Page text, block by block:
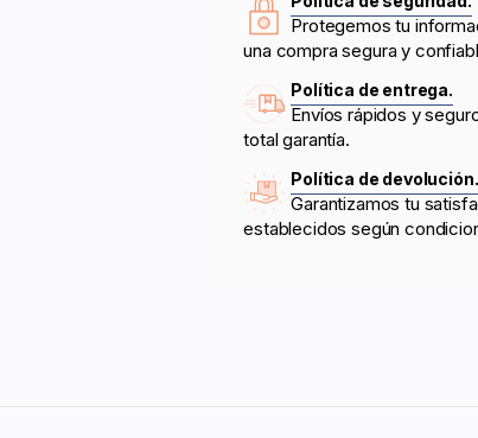
Protegemos tu
una compra segura y
Política de entrega.
Envíos rápidos y
total garantía.
Política de devolución.
Garantizamos tu
establecidos según